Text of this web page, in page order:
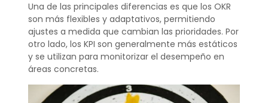
Una de las principales diferencias es que los OKR
son más flexibles y adaptativos, permitiendo
ajustes a medida que cambian las prioridades. Por
otro lado, los KPI son generalmente más estáticos
y se utilizan para monitorizar el desempeño en
áreas concretas.